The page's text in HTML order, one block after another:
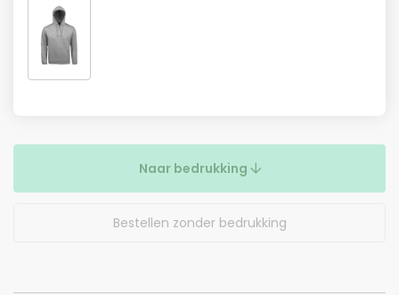
Naar bedrukking
Bestellen zonder bedrukking